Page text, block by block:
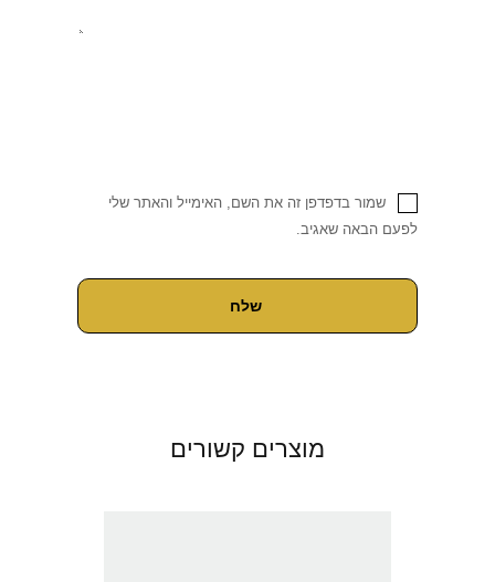
שמור בדפדפן זה את השם, האימייל והאתר שלי
לפעם הבאה שאגיב.
מוצרים קשורים